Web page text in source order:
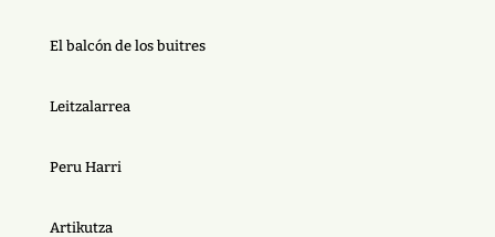
El balcón de los buitres
Leitzalarrea
Peru Harri
Artikutza